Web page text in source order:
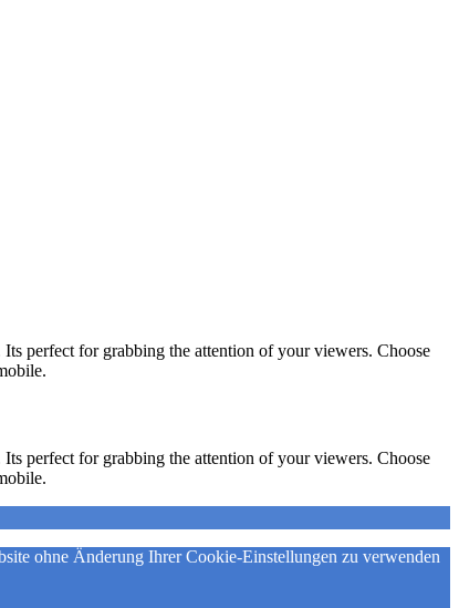
perfect for grabbing the attention of your viewers. Choose
perfect for grabbing the attention of your viewers. Choose
ohne Änderung Ihrer Cookie-Einstellungen zu verwenden